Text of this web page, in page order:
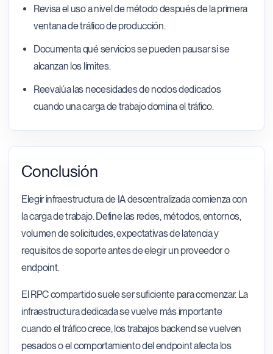
Revisa el uso a nivel de método después de la primera
ventana de tráfico de producción.
Documenta qué servicios se pueden pausar si se
alcanzan los límites.
Reevalúa las necesidades de nodos dedicados
cuando una carga de trabajo domina el tráfico.
Conclusión
Elegir infraestructura de IA descentralizada comienza con
la carga de trabajo. Define las redes, métodos, entornos,
volumen de solicitudes, expectativas de latencia y
requisitos de soporte antes de elegir un proveedor o
endpoint.
El RPC compartido suele ser suficiente para comenzar. La
infraestructura dedicada se vuelve más importante
cuando el tráfico crece, los trabajos backend se vuelven
pesados o el comportamiento del endpoint afecta los